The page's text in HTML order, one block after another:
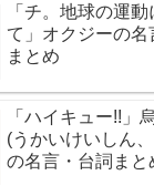
「チ。地球の運
て」オクジーの名
まとめ
「ハイキュー!!」
(うかいけいしん
の名言・台詞まと